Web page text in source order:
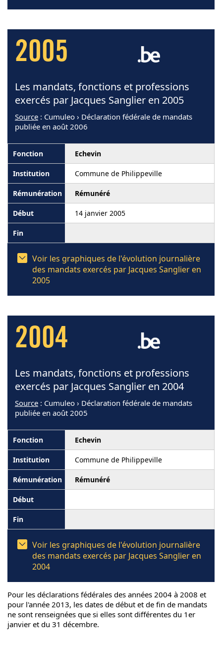
2005
Les mandats, fonctions et professions
exercés par Jacques Sanglier en 2005
Source : Cumuleo › Déclaration fédérale de mandats
publiée en août 2006
Echevin
Commune de Philippeville
Rémunéré
14 janvier 2005
Voir les graphiques de l'évolution journalière
des mandats exercés par Jacques Sanglier en
2005
2004
Les mandats, fonctions et professions
exercés par Jacques Sanglier en 2004
Source : Cumuleo › Déclaration fédérale de mandats
publiée en août 2005
Echevin
Commune de Philippeville
Rémunéré
Voir les graphiques de l'évolution journalière
des mandats exercés par Jacques Sanglier en
2004
Pour les déclarations fédérales des années 2004 à 2008 et
pour l'année 2013, les dates de début et de fin de mandats
ne sont renseignées que si elles sont différentes du 1er
janvier et du 31 décembre.